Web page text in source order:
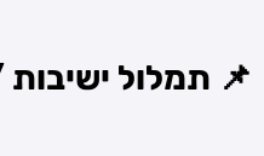
📌 תמלול